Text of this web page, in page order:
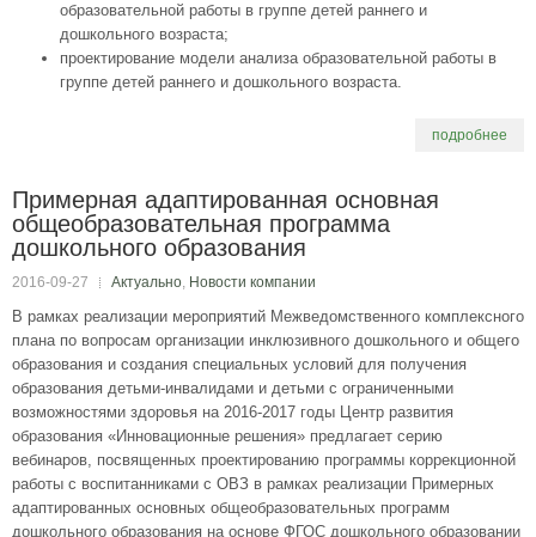
образовательной работы в группе детей раннего и
дошкольного возраста;
проектирование модели анализа образовательной работы в
группе детей раннего и дошкольного возраста.
подробнее
Примерная адаптированная основная
общеобразовательная программа
дошкольного образования
2016-09-27 Актуально, Новости компании
В рамках реализации мероприятий Межведомственного комплексного
плана по вопросам организации инклюзивного дошкольного и общего
образования и создания специальных условий для получения
образования детьми-инвалидами и детьми с ограниченными
возможностями здоровья на 2016-2017 годы Центр развития
образования «Инновационные решения» предлагает серию
вебинаров, посвященных проектированию программы коррекционной
работы с воспитанниками с ОВЗ в рамках реализации Примерных
адаптированных основных общеобразовательных программ
дошкольного образования на основе ФГОС дошкольного образовании